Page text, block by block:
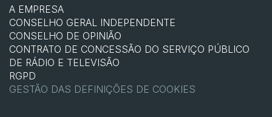
A EMPRESA
CONSELHO GERAL INDEPENDENTE
CONSELHO DE OPINIÃO
CONTRATO DE CONCESSÃO DO SERVIÇO PÚBLICO
DE RÁDIO E TELEVISÃO
RGPD
GESTÃO DAS DEFINIÇÕES DE COOKIES